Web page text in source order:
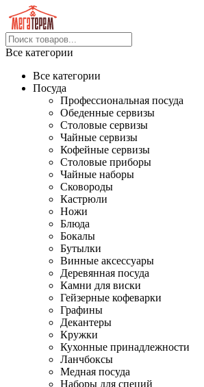
Все категории
Все категории
Посуда
Профессиональная посуда
Обеденные сервизы
Столовые сервизы
Чайные сервизы
Кофейные сервизы
Столовые приборы
Чайные наборы
Сковороды
Кастрюли
Ножи
Блюда
Бокалы
Бутылки
Винные аксессуары
Деревянная посуда
Камни для виски
Гейзерные кофеварки
Графины
Декантеры
Кружки
Кухонные принадлежности
Ланчбоксы
Медная посуда
Наборы для специй